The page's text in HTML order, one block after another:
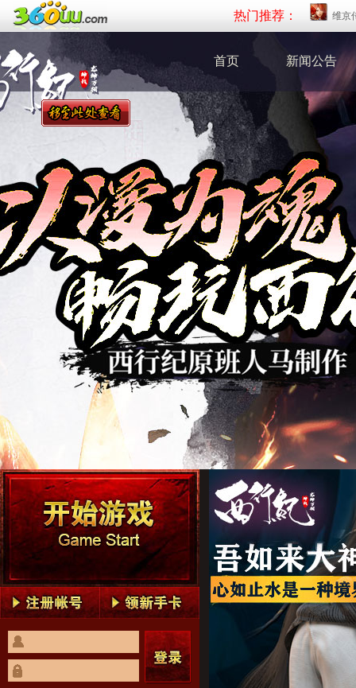
热门推荐： 维京
首页 新闻公告
龙神万相：神战1
龙神万相：神战1
龙神万相：神战2
龙神万相：神战2
龙神万相：神战3
龙神万相：神战3
龙神万相：神战4
龙神万相：神战4
龙神万相：神战5
龙神万相：神战5